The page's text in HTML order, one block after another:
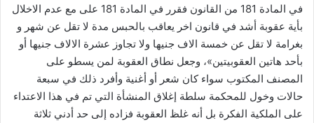
في المادة 181 من القانون فقرر في المادة 181 على مع عدم الاخلال
بأية عقوبة أشد في قانون اخر يعاقب بالحبس مدة لا تقل عن شهر و
بغرامة لا تقل عن خمسة الاف جنيها ولا تجاوز عشرة الالاف جنيها أو
بأحد هاتين العقوبيتين»، وجعل نطاق العقوبة لمن يسطو على
المصنف المكتوب سواء كان شعر أو أغنية وأفرد ذلك في سبعة
حالات وخول للمحكمة سلطة إغلاق المنشأة التي تم في هذا الاعتداء
على الملكية الفكرة بل أنه غلظ العقوبة فزاده إلى حد أدني ثلاثة